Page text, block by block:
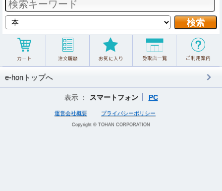
e-honトップへ
表示 ： スマートフォン PC
運営会社概要 プライバシーポリシー
Copyright © TOHAN CORPORATION